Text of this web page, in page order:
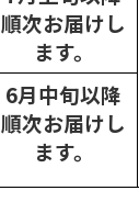
順次お届けし
ます。
6月中旬以降
順次お届けし
ます。